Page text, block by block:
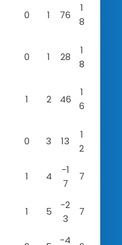
0 1 76
1
8
0 1 28
1
8
1 2 46
1
6
0 3 13
1
2
1 4
-1
7
7
1 5
-2
3
7
-4